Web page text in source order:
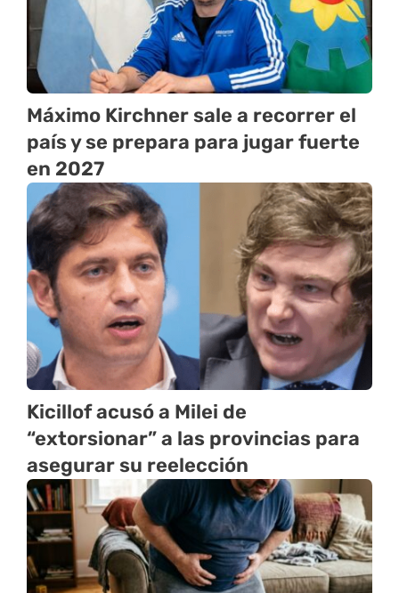
Máximo Kirchner sale a recorrer el
país y se prepara para jugar fuerte
en 2027
Kicillof acusó a Milei de
“extorsionar” a las provincias para
asegurar su reelección